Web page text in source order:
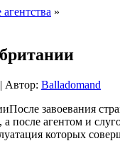
»
| Автор: Balladomand
После завоевания
после агентом и
которых